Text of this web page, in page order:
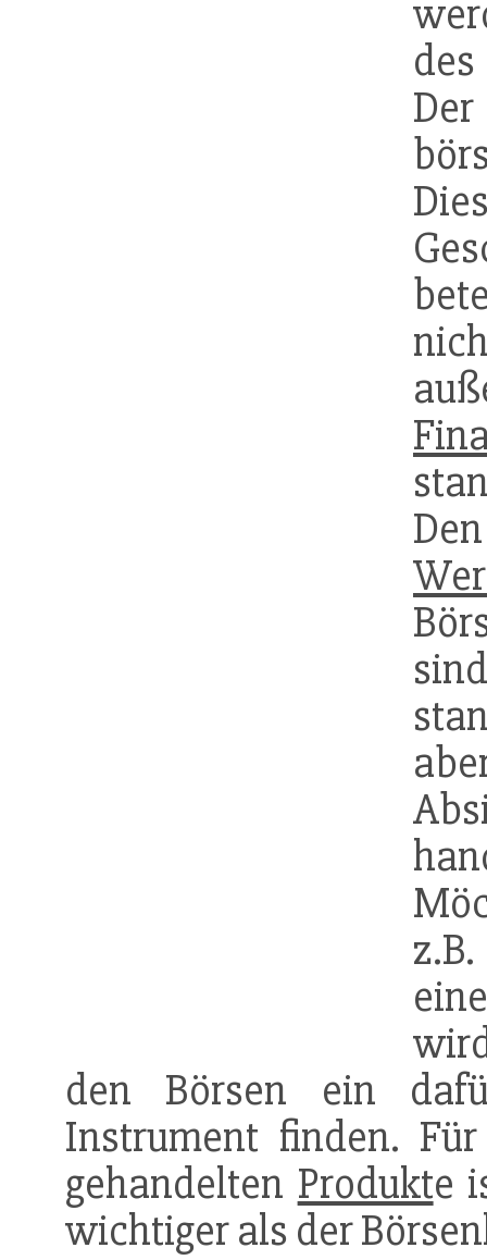
den Börsen ein
Instrument finden.
gehandelten Produkte
wichtiger als der